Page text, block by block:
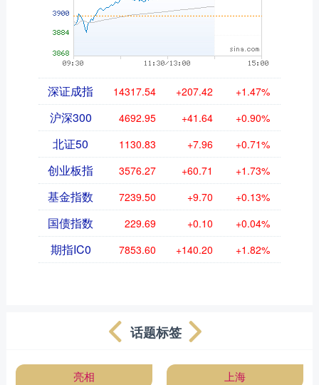
深证成指 14317.54 +207.42 +1.47%
沪深300 4692.95 +41.64 +0.90%
北证50 1130.83 +7.96 +0.71%
创业板指 3576.27 +60.71 +1.73%
基金指数 7239.50 +9.70 +0.13%
国债指数 229.69 +0.10 +0.04%
期指IC0 7853.60 +140.20 +1.82%
话题标签
亮相 上海